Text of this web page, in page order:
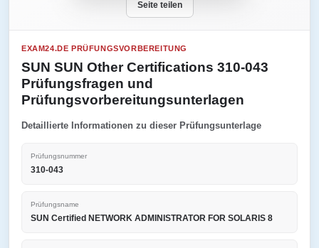
Seite teilen
EXAM24.DE PRÜFUNGSVORBEREITUNG
SUN SUN Other Certifications 310-043
Prüfungsfragen und
Prüfungsvorbereitungsunterlagen
Detaillierte Informationen zu dieser Prüfungsunterlage
Prüfungsnummer
310-043
Prüfungsname
SUN Certified NETWORK ADMINISTRATOR FOR SOLARIS 8